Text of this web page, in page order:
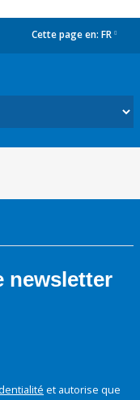
Cette page en: FR
newsletter
et autorise que